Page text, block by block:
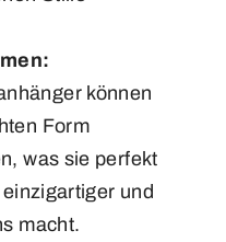
können
Form
was sie perfekt
und
macht.